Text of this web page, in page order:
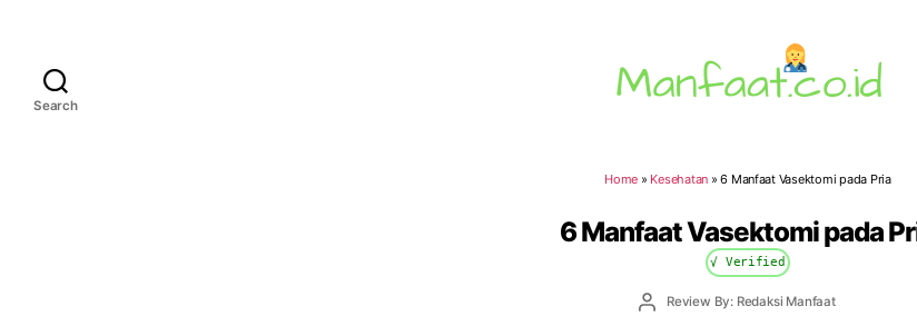
Search
Home » Kesehatan »6 Manfaat Vasektomi pada Pria
6 Manfaat Vasektomi pada
√ Verified
PostReview By: Redaksi Manfaat